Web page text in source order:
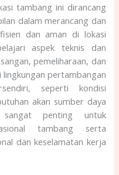
tambang ini dirancang
dalam merancang dan
dan aman di lokasi
aspek teknis dan
pemeliharaan, dan
pertambangan
seperti kondisi
akan sumber daya
penting untuk
tambang serta
dan keselamatan kerja